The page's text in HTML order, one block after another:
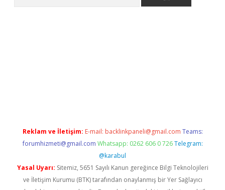
Reklam ve İletişim: E-mail: backlinkpaneli@gmail.com Teams:
forumhizmeti@gmail.com Whatsapp: 0262 606 0 726 Telegram:
@karabul
Yasal Uyarı: Sitemiz, 5651 Sayılı Kanun gereğince Bilgi Teknolojileri
ve İletişim Kurumu (BTK) tarafından onaylanmış bir Yer Sağlayıcı